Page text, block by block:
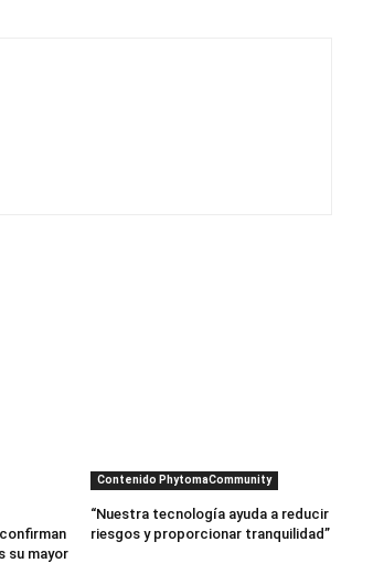
su mayor
Contenido PhytomaCommunity
“Nuestra tecnología ayuda a reducir
riesgos y proporcionar tranquilidad”